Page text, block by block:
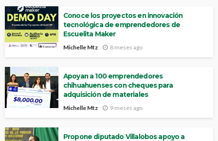
Conoce los proyectos en innovación
tecnológica de emprendedores de
Escuelita Maker
Michelle Mtz 8 meses ago
Apoyan a 100 emprendedores
chihuahuenses con cheques para
adquisición de materiales
Michelle Mtz 9 meses ago
Propone diputado Villalobos apoyo a